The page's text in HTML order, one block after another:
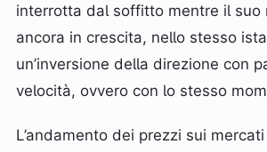
interrotta dal soffitto mentre il suo
ancora in crescita, nello stesso
un’inversione della direzione con
velocità, ovvero con lo stesso
L’andamento dei prezzi sui